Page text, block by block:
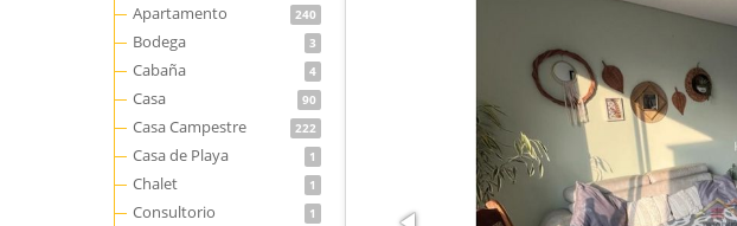
Apartamento 240
Bodega 3
Cabaña 4
Casa 90
Casa Campestre 222
Casa de Playa 1
Chalet 1
Consultorio 1